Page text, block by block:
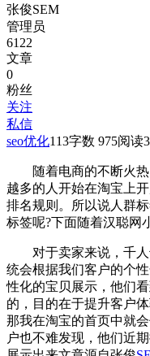
张俊SEM
管理员
6122
文章
0
粉丝
关注
私信
seo优化113字数 975阅读
随着电商的不断火
越多的人开始在淘宝上
排名规则。所以说人群
标签呢?下面随着汉聪网
对于卖家来说，千
统会根据我们客户的个
性化的宝贝展示，他们
的，目的在于提升客户
那我在淘宝的首页中就
户也不难发现，他们近